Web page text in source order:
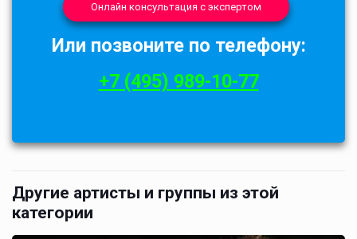
Онлайн консультация с экспертом
Или позвоните по телефону:
+7 (495) 989-10-77
Другие артисты и группы из этой
категории